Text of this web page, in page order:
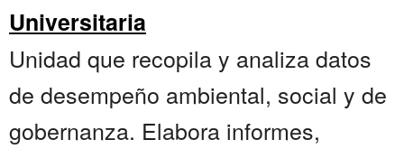
Universitaria
Unidad que recopila y analiza datos
de desempeño ambiental, social y de
gobernanza. Elabora informes,